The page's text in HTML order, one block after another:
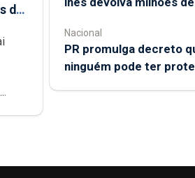
de
Nacional
PR promulga decreto
ninguém pode ter